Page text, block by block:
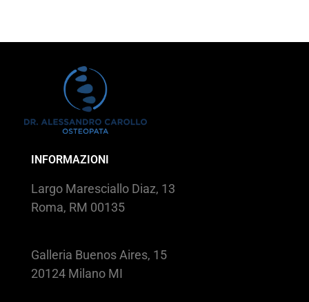
INFORMAZIONI
Largo Maresciallo Diaz, 13
Roma, RM 00135
Galleria Buenos Aires, 15
20124 Milano MI